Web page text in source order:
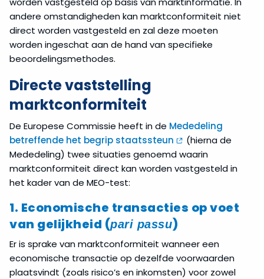
andere omstandigheden kan marktconformiteit niet
direct worden vastgesteld en zal deze moeten
worden ingeschat aan de hand van specifieke
beoordelingsmethodes.
Directe vaststelling
marktconformiteit
De Europese Commissie heeft in de Mededeling
betreffende het begrip staatssteun
(hierna de
Mededeling) twee situaties genoemd waarin
marktconformiteit direct kan worden vastgesteld in
het kader van de MEO-test:
1. Economische transacties op voet
van gelijkheid (pari passu)
Er is sprake van marktconformiteit wanneer een
economische transactie op dezelfde voorwaarden
plaatsvindt (zoals risico’s en inkomsten) voor zowel